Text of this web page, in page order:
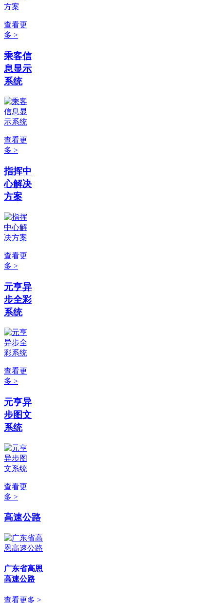
查看更
多 >
乘客信
息显示
系统
查看更
多 >
指挥中
心解决
方案
查看更
多 >
元亨异
步全彩
系统
查看更
多 >
元亨异
步图文
系统
查看更
多 >
高速公路
广东省高恩
高速公路
查看更多 >